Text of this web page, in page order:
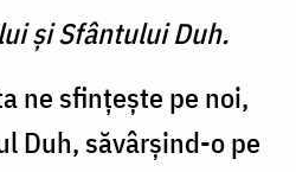
şi Sfântului Duh.
ne sfinţeşte pe noi,
Duh, săvârşind-o pe